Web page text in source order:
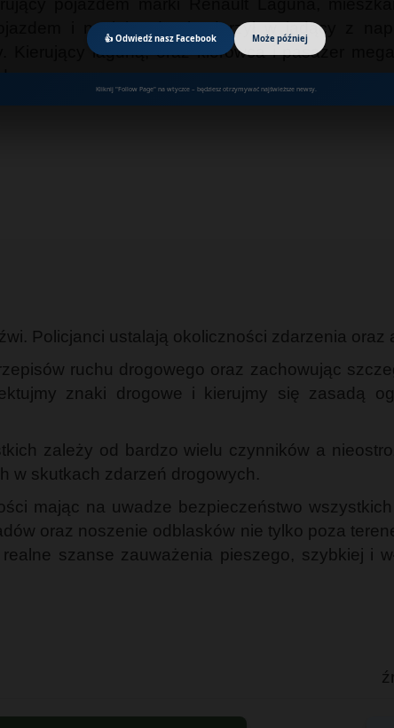
👍 Odwiedź nasz Facebook Może później
Kliknij "Follow Page" na wtyczce – będziesz otrzymywać najświeższe newsy.
i na łuku drogi uderzył w jadący z
Kierujący laguną, oraz kierowca i pasażer
Policjanci ustalają okoliczności zdarzenia oraz
ruchu drogowego oraz zachowując
znaki drogowe i kierujmy się zasadą
zależy od bardzo wielu czynników a
w skutkach zdarzeń drogowych.
mając na uwadze bezpieczeństwo
oraz noszenie odblasków nie tylko poza
szanse zauważenia pieszego, szybkiej i